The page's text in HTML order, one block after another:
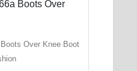
Over Knee Boot